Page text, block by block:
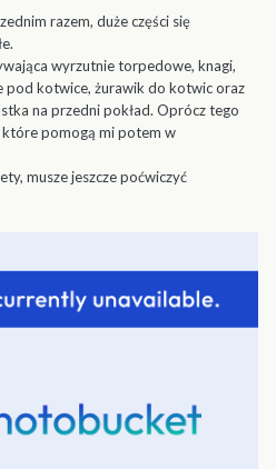
razem, duże części się
wyrzutnie torpedowe, knagi,
pod kotwice, żurawik do kotwic oraz
na przedni pokład. Oprócz tego
które pomogą mi potem w
musze jeszcze poćwiczyć